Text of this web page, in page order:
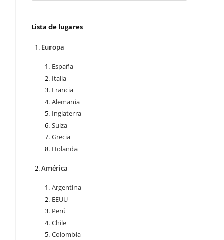
Lista de lugares
Europa
España
Italia
Francia
Alemania
Inglaterra
Suiza
Grecia
Holanda
América
Argentina
EEUU
Perú
Chile
Colombia